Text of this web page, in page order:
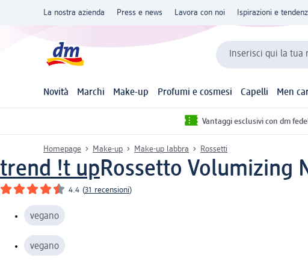
La nostra azienda Press e news Lavora con noi Ispirazioni e
Inserisci qui la tua
Novità Marchi Make-up Profumi e cosmesi Capelli Men
Vantaggi esclusivi con dm
Homepage Make-up Make-up labbra Rossetti
trend !t upRossetto Volumizing
4.4 (31 recensioni)
vegano
vegano